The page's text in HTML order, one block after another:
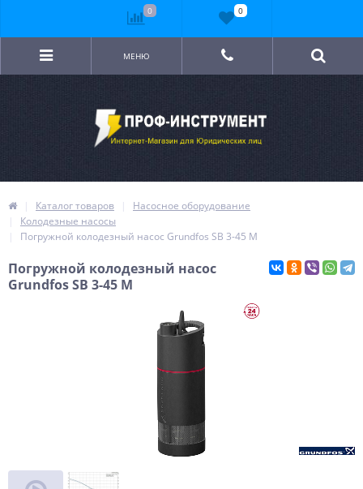
МЕНЮ
Каталог товаров
Насосное оборудование
Колодезные насосы
Погружной колодезный насос Grundfos SB 3-45 M
Погружной колодезный насос
Grundfos SB 3-45 M
0 0